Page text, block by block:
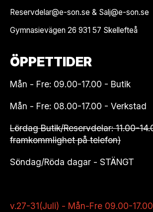
Reservdelar@e-son.se & Salj@e-son.se
Gymnasievägen 26 931 57 Skellefteå
ÖPPETTIDER
Mån - Fre: 09.00-17.00 - Butik
Mån - Fre: 08.00-17.00 - Verkstad
Lördag Butik/Reservdelar: 11.00-
framkommlighet på telefon)
Söndag/Röda dagar - STÄNGT
v.27-31(Juli) - Mån-Fre 09.00-